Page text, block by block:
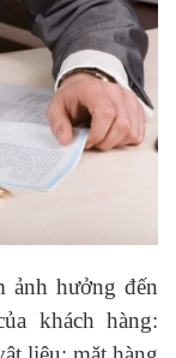
ảnh hưởng đến
khách hàng: